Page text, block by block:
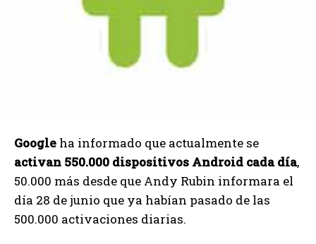
Google ha informado que actualmente se
activan 550.000 dispositivos Android cada día,
50.000 más desde que Andy Rubin informara el
día 28 de junio que ya habían pasado de las
500.000 activaciones diarias.